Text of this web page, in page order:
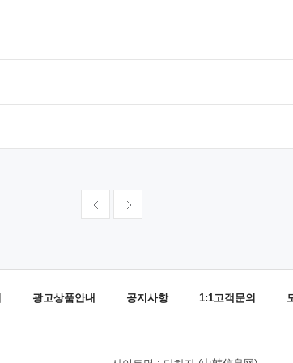
광고상품안내 공지사항 1:1고객문의